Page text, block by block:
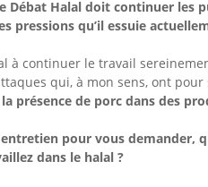
Débat Halal doit continuer les
pressions qu’il essuie
à continuer le travail
qui, à mon sens, ont
la présence de porc dans des
pour vous demander,
dans le halal ?